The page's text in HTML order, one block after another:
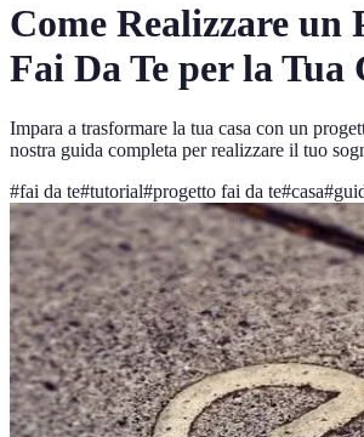
Come Realizzare un
Fai Da Te per la Tua
Impara a trasformare la tua casa con un
nostra guida completa per realizzare il tuo
#fai da te#tutorial#progetto fai da te#casa#